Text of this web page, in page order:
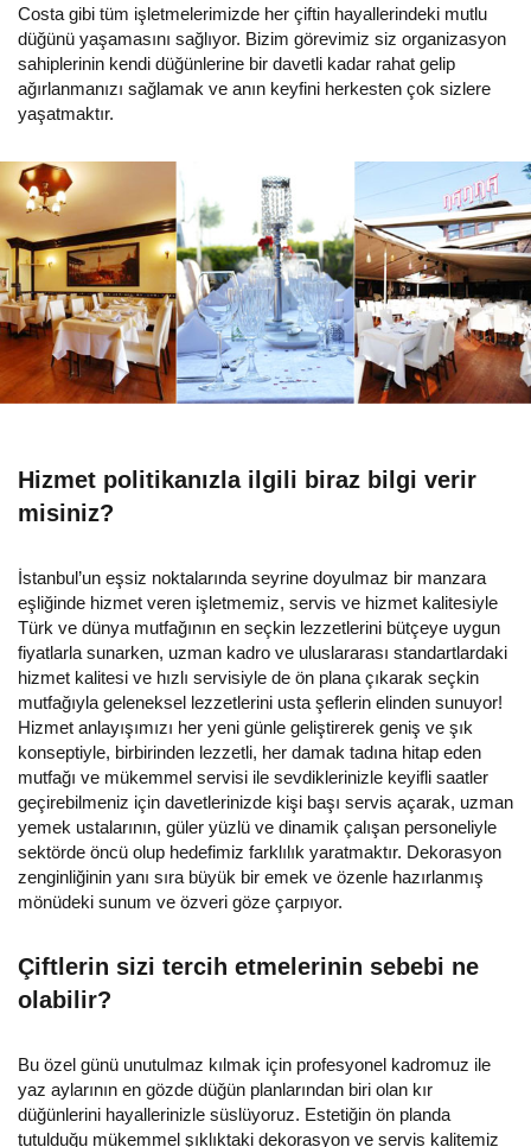
Costa gibi tüm işletmelerimizde her çiftin hayallerindeki mutlu
düğünü yaşamasını sağlıyor. Bizim görevimiz siz organizasyon
sahiplerinin kendi düğünlerine bir davetli kadar rahat gelip
ağırlanmanızı sağlamak ve anın keyfini herkesten çok sizlere
yaşatmaktır.
Hizmet politikanızla ilgili biraz bilgi verir
misiniz?
İstanbul’un eşsiz noktalarında seyrine doyulmaz bir manzara
eşliğinde hizmet veren işletmemiz, servis ve hizmet kalitesiyle
Türk ve dünya mutfağının en seçkin lezzetlerini bütçeye uygun
fiyatlarla sunarken, uzman kadro ve uluslararası standartlardaki
hizmet kalitesi ve hızlı servisiyle de ön plana çıkarak seçkin
mutfağıyla geleneksel lezzetlerini usta şeflerin elinden sunuyor!
Hizmet anlayışımızı her yeni günle geliştirerek geniş ve şık
konseptiyle, birbirinden lezzetli, her damak tadına hitap eden
mutfağı ve mükemmel servisi ile sevdiklerinizle keyifli saatler
geçirebilmeniz için davetlerinizde kişi başı servis açarak, uzman
yemek ustalarının, güler yüzlü ve dinamik çalışan personeliyle
sektörde öncü olup hedefimiz farklılık yaratmaktır. Dekorasyon
zenginliğinin yanı sıra büyük bir emek ve özenle hazırlanmış
mönüdeki sunum ve özveri göze çarpıyor.
Çiftlerin sizi tercih etmelerinin sebebi ne
olabilir?
Bu özel günü unutulmaz kılmak için profesyonel kadromuz ile
yaz aylarının en gözde düğün planlarından biri olan kır
düğünlerini hayallerinizle süslüyoruz. Estetiğin ön planda
tutulduğu mükemmel şıklıktaki dekorasyon ve servis kalitemiz